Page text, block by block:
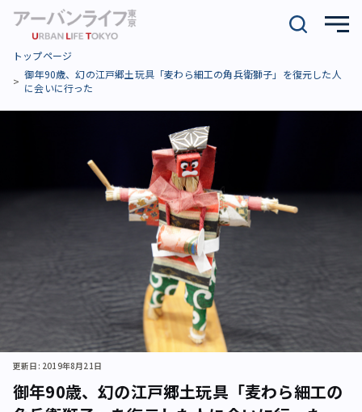
トップページ
御年90歳、幻の江戸郷土玩具「麦わら細工の角兵衛獅子」を復元した人
に会いに行った
御年90歳、幻の江戸郷土玩具「麦わら細工の
更新日: 2019年8月21日